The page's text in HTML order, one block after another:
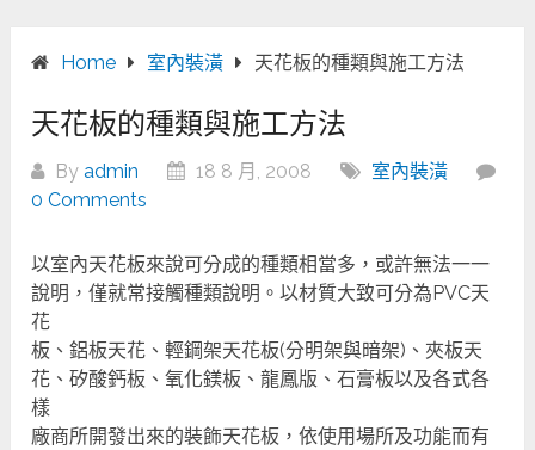
Home 室內裝潢 天花板的種類與施工方法
天花板的種類與施工方法
Byadmin 18 8 月, 2008
室內裝潢
0 Comments
以室內天花板來說可分成的種類相當多，或許無法一一
說明，僅就常接觸種類說明。以材質大致可分為PVC天
花
板、鋁板天花、輕鋼架天花板(分明架與暗架)、夾板天
花、矽酸鈣板、氧化鎂板、龍鳳版、石膏板以及各式各
樣
廠商所開發出來的裝飾天花板，依使用場所及功能而有